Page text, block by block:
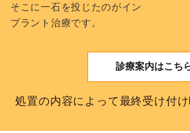
そこに一石を投じたのがイン
プラント治療です。
診療案内はこち
処置の内容によって最終受け付け